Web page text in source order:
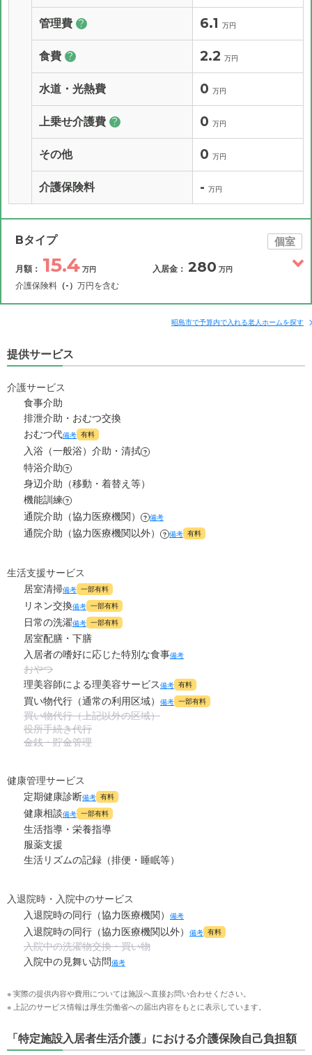
管理費 ? 6.1 万円
食費 ? 2.2 万円
水道・光熱費 0 万円
上乗せ介護費 ? 0 万円
その他 0 万円
介護保険料 - 万円
Bタイプ 個室
月額： 15.4 万円
介護保険料 （-） 万円を含む
入居金： 280 万円
補足情報
月額費用 ? 15.4 万円
家賃
管理費 ?
食費 ?
水道・光熱費
上乗せ介護費 ? 0
介護保険料
昭島市で予算内で入れる老人ホームを探す
提供サービス
介護サービス
食事介助
排泄介助・おむつ交換
おむつ代備考 有料
入浴（一般浴）介助・清拭 ?
特浴介助 ?
身辺介助（移動・着替え等）
機能訓練 ?
通院介助（協力医療機関） ? 備考
通院介助（協力医療機関以外） ? 備考 有料
生活支援サービス
居室清掃備考 一部有料
リネン交換備考 一部有料
日常の洗濯備考 一部有料
居室配膳・下膳
入居者の嗜好に応じた特別な食事備考
おやつ
理美容師による理美容サービス備考 有料
買い物代行（通常の利用区域） 備考 一部有料
買い物代行（上記以外の区域）
役所手続き代行
金銭・貯金管理
健康管理サービス
定期健康診断備考 有料
健康相談備考 一部有料
生活指導・栄養指導
服薬支援
生活リズムの記録（排便・睡眠等）
入退院時・入院中のサービス
入退院時の同行（協力医療機関） 備考
入退院時の同行（協力医療機関以外） 備考 有料
入院中の洗濯物交換・買い物
入院中の見舞い訪問備考
※ 実際の提供内容や費用については施設へ直接お問い合わせください。
※ 上記のサービス情報は厚生労働省への届出内容をもとに表示しています。
「特定施設入居者生活介護」における介護保険自己負担額